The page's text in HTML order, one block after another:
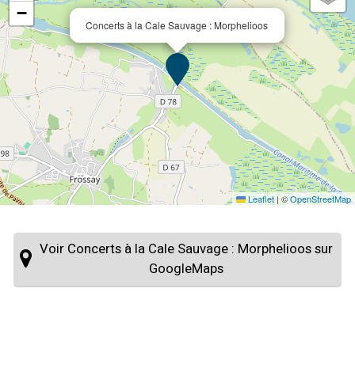
Concerts à la Cale Sauvage : Morphelioos
−
Leaflet|©OpenStreetMap
Voir Concerts à la Cale Sauvage : Morphelioos sur
GoogleMaps